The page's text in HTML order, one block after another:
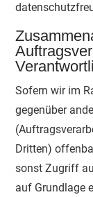
Sofern wir im
gegenüber
Dritten)
sonst Zugriff
auf Grundlage